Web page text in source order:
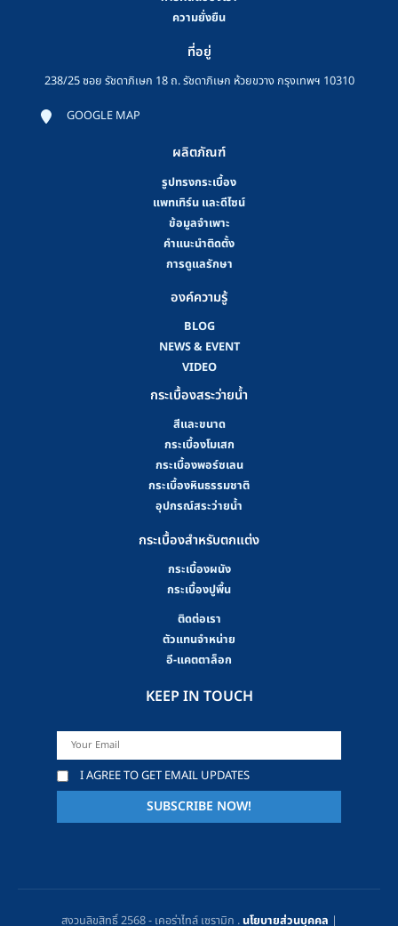
ความยั่งยืน
ที่อยู่
238/25 ซอย รัชดาภิเษก 18 ถ. รัชดาภิเษก ห้วยขวาง กรุงเทพฯ 10310
GOOGLE MAP
ผลิตภัณฑ์
รูปทรงกระเบื้อง
แพทเทิร์น และดีไซน์
ข้อมูลจำเพาะ
คําแนะนําติดตั้ง
การดูแลรักษา
องค์ความรู้
BLOG
NEWS & EVENT
VIDEO
กระเบื้องสระว่ายน้ำ
สีและขนาด
กระเบื้องโมเสก
กระเบื้องพอร์ซเลน
กระเบื้องหินธรรมชาติ
อุปกรณ์สระว่ายน้ำ
กระเบื้องสำหรับตกแต่ง
กระเบื้องผนัง
กระเบื้องปูพื้น
ติดต่อเรา
ตัวแทนจำหน่าย
อี-แคตตาล็อก
KEEP IN TOUCH
I AGREE TO GET EMAIL UPDATES
สงวนลิขสิทธิ์ 2568 - เคอร่าไทล์ เซรามิก .นโยบายส่วนบุคคล |